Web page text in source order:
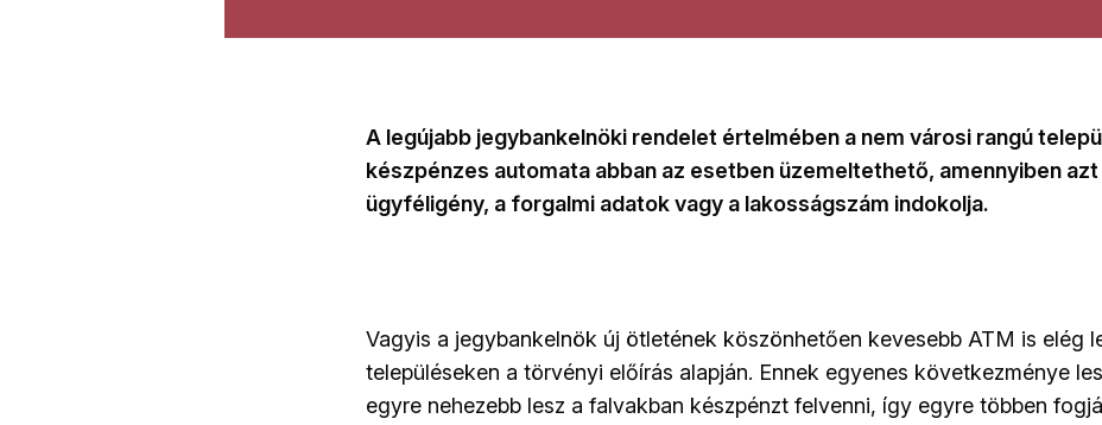
A legújabb jegybankelnöki rendelet értelmében a nem városi rangú
készpénzes automata abban az esetben üzemeltethető, amennyiben azt
ügyféligény, a forgalmi adatok vagy a lakosságszám indokolja.
Vagyis a jegybankelnök új ötletének köszönhetően kevesebb ATM is elég
településeken a törvényi előírás alapján. Ennek egyenes következménye
egyre nehezebb lesz a falvakban készpénzt felvenni, így egyre többen